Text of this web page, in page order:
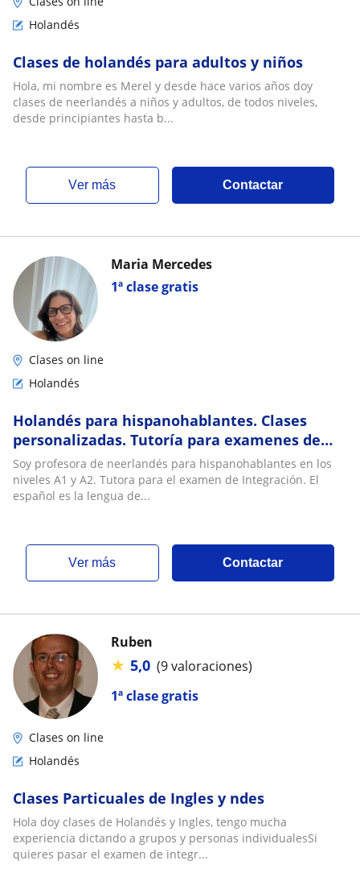
Holandés
Clases de holandés para adultos y niños
Hola, mi nombre es Merel y desde hace varios años doy
clases de neerlandés a niños y adultos, de todos niveles,
desde principiantes hasta b...
ver más Contactar
1ª clase gratis
Maria Mercedes
Clases on line
Holandés
Holandés para hispanohablantes. Clases
personalizadas. Tutoría para examenes de
integración
Soy profesora de neerlandés para hispanohablantes en los
niveles A1 y A2. Tutora para el examen de Integración. El
español es la lengua de...
ver más Contactar
1ª clase gratis
Ruben
★ 5,0 (9 valoraciones)
Clases on line
Holandés
Clases Particuales de Ingles y ndes
Hola doy clases de Holandés y Ingles, tengo mucha
experiencia dictando a grupos y personas individualesSi
quieres pasar el examen de integr...